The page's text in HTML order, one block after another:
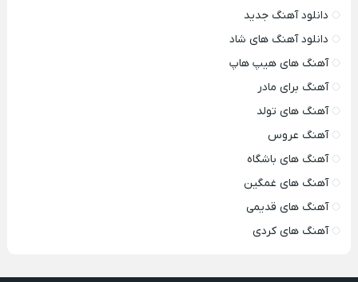
دانلود آهنگ جدید
دانلود آهنگ های شاد
آهنگ های هیپ هاپ
آهنگ برای مادر
آهنگ های تولد
آهنگ عروس
آهنگ های باشگاه
آهنگ های غمگین
آهنگ های قدیمی
آهنگ های کردی